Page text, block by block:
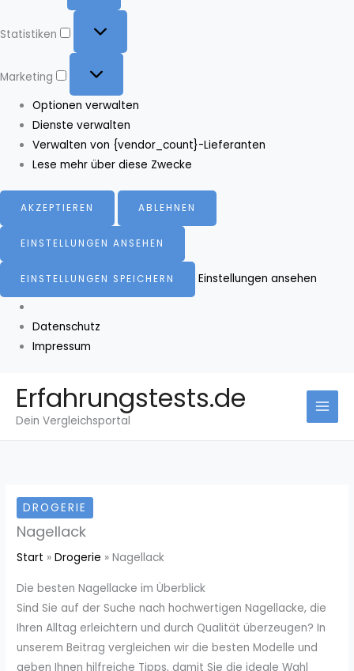
Statistiken
Marketing
Optionen verwalten
Dienste verwalten
Verwalten von {vendor_count}-Lieferanten
Lese mehr über diese Zwecke
AKZEPTIEREN ABLEHNEN
EINSTELLUNGEN ANSEHEN
EINSTELLUNGEN SPEICHERN Einstellungen ansehen
Datenschutz
Impressum
Inhalt
springen
Erfahrungstests.de
Dein Vergleichsportal
DROGERIE
Nagellack
Start Drogerie Nagellack
Die besten Nagellacke im Überblick
Sind Sie auf der Suche nach hochwertigen Nagellacke, die
Ihren Alltag erleichtern und durch Qualität überzeugen? In
unserem Beitrag vergleichen wir die besten Modelle und
geben Ihnen hilfreiche Tipps, damit Sie die ideale Wahl